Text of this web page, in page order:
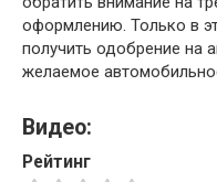
оформлению. Только в
получить одобрение на
желаемое
Видео:
Рейтинг